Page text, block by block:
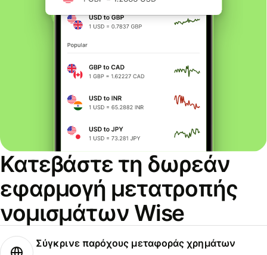
Κατεβάστε τη δωρεάν
εφαρμογή μετατροπής
νομισμάτων Wise
Σύγκρινε παρόχους μεταφοράς χρημάτων